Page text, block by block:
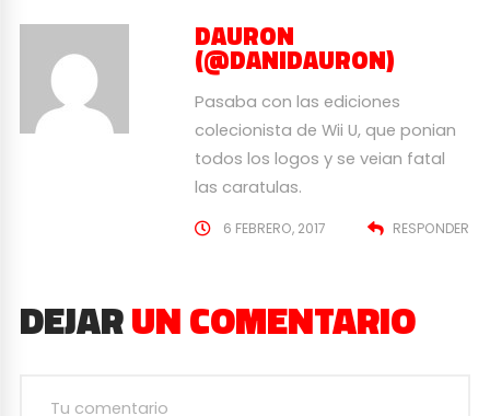
DAURON
(@DANIDAURON)
Pasaba con las ediciones
colecionista de Wii U, que ponian
todos los logos y se veian fatal
las caratulas.
6 FEBRERO, 2017 RESPONDER
DEJARUN COMENTARIO